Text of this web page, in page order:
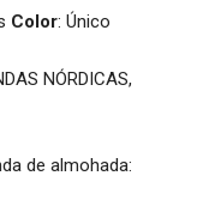
Color: Único
NÓRDICAS,
de almohada: